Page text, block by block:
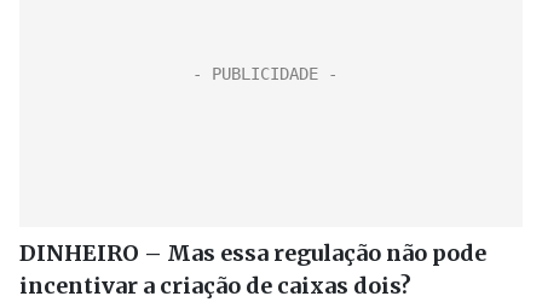
DINHEIRO – Mas essa regulação não pode
incentivar a criação de caixas dois?